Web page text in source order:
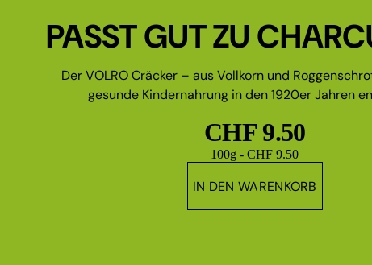
PASST GUT ZU
Der VOLRO Cräcker – aus Vollkorn und
gesunde Kindernahrung in den 1920er Jahren
CHF 9.50
Grundpreis
100g - CHF 9.50
IN DEN WARENKORB